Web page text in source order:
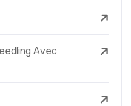
Avec